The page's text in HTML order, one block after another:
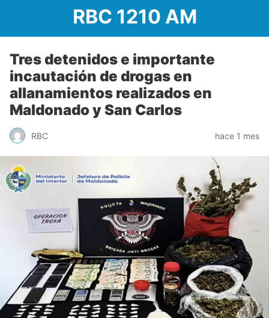
RBC 1210 AM
Tres detenidos e importante
incautación de drogas en
allanamientos realizados en
Maldonado y San Carlos
RBC hace 1 mes